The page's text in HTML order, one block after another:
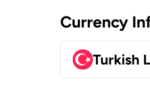
Currency
Turkish